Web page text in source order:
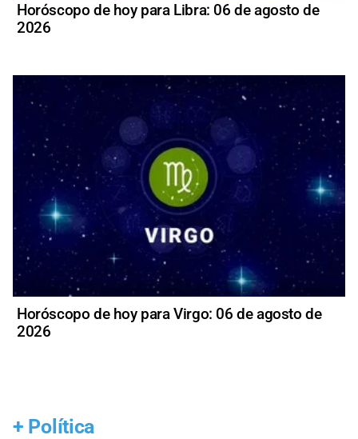
Horóscopo de hoy para Libra: 06 de agosto de
2026
Horóscopo de hoy para Virgo: 06 de agosto de
2026
+ Política